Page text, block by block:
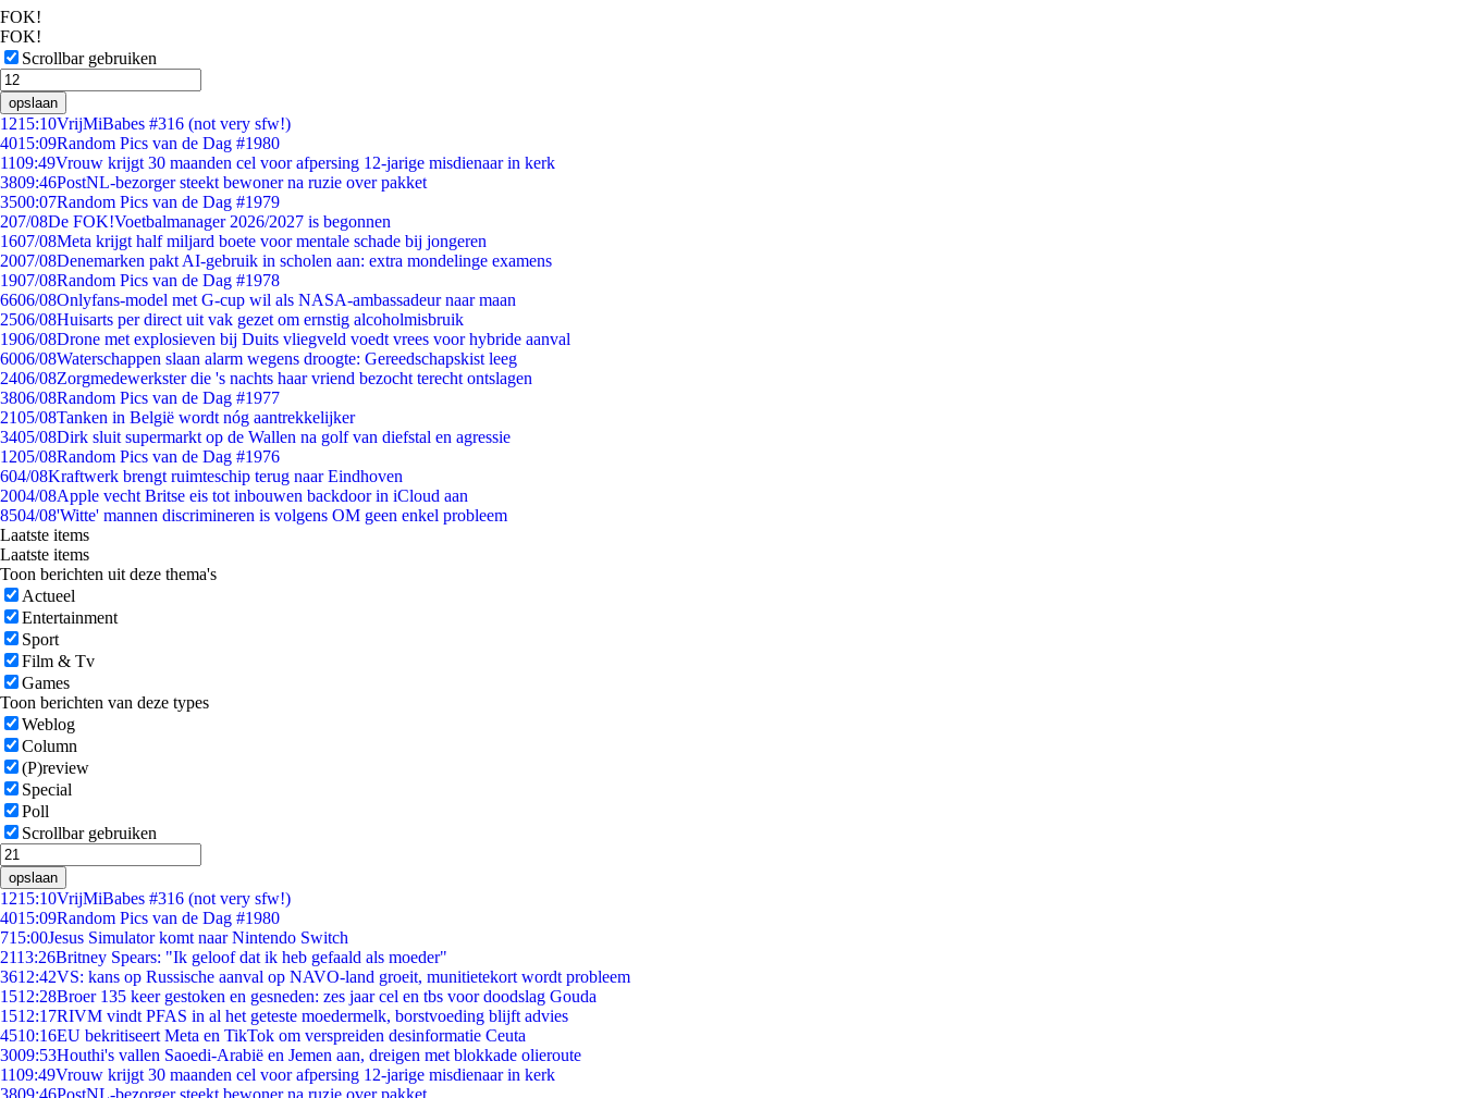
FOK!
FOK!
Scrollbar gebruiken
opslaan
1215:10VrijMiBabes #316 (not very sfw!)
4015:09Random Pics van de Dag #1980
1109:49Vrouw krijgt 30 maanden cel voor afpersing 12-jarige misdienaar in kerk
3809:46PostNL-bezorger steekt bewoner na ruzie over pakket
3500:07Random Pics van de Dag #1979
207/08De FOK!Voetbalmanager 2026/2027 is begonnen
1607/08Meta krijgt half miljard boete voor mentale schade bij jongeren
2007/08Denemarken pakt AI-gebruik in scholen aan: extra mondelinge examens
1907/08Random Pics van de Dag #1978
6606/08Onlyfans-model met G-cup wil als NASA-ambassadeur naar maan
2506/08Huisarts per direct uit vak gezet om ernstig alcoholmisbruik
1906/08Drone met explosieven bij Duits vliegveld voedt vrees voor hybride aanval
6006/08Waterschappen slaan alarm wegens droogte: Gereedschapskist leeg
2406/08Zorgmedewerkster die 's nachts haar vriend bezocht terecht ontslagen
3806/08Random Pics van de Dag #1977
2105/08Tanken in België wordt nóg aantrekkelijker
3405/08Dirk sluit supermarkt op de Wallen na golf van diefstal en agressie
1205/08Random Pics van de Dag #1976
604/08Kraftwerk brengt ruimteschip terug naar Eindhoven
2004/08Apple vecht Britse eis tot inbouwen backdoor in iCloud aan
8504/08'Witte' mannen discrimineren is volgens OM geen enkel probleem
Laatste items
Laatste items
Toon berichten uit deze thema's
Actueel
Entertainment
Sport
Film & Tv
Games
Toon berichten van deze types
Weblog
Column
(P)review
Special
Poll
Scrollbar gebruiken
opslaan
1215:10VrijMiBabes #316 (not very sfw!)
4015:09Random Pics van de Dag #1980
715:00Jesus Simulator komt naar Nintendo Switch
2113:26Britney Spears: "Ik geloof dat ik heb gefaald als moeder"
3612:42VS: kans op Russische aanval op NAVO-land groeit, munitietekort wordt probleem
1512:28Broer 135 keer gestoken en gesneden: zes jaar cel en tbs voor doodslag Gouda
1512:17RIVM vindt PFAS in al het geteste moedermelk, borstvoeding blijft advies
4510:16EU bekritiseert Meta en TikTok om verspreiden desinformatie Ceuta
3009:53Houthi's vallen Saoedi-Arabië en Jemen aan, dreigen met blokkade olieroute
1109:49Vrouw krijgt 30 maanden cel voor afpersing 12-jarige misdienaar in kerk
3809:46PostNL-bezorger steekt bewoner na ruzie over pakket